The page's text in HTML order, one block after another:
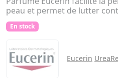
peau et permet de lutter
En stock
Eucerin